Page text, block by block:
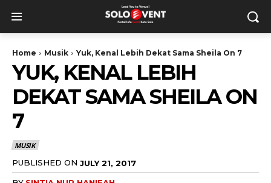
Home Musik Yuk, Kenal Lebih Dekat Sama Sheila On 7
YUK, KENAL LEBIH
DEKAT SAMA SHEILA ON
7
MUSIK
PUBLISHED ON JULY 21, 2017